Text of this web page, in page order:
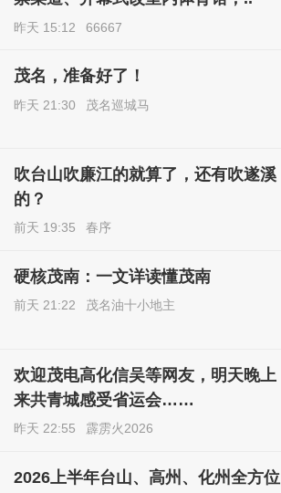
昨天 15:12 66667
茂名，准备好了！
昨天 21:30 茂名巡城马
吹台山吹廉江的就算了，还有吹遂溪
的？
前天 19:35 春序
硬核茂南：一文详读懂茂南
前天 21:22 茂名油十小地主
欢迎茂电高化信吴等网友，明天晚上
来共青城感受省运会……
昨天 22:55 霹雳火2026
2026上半年台山、高州、化州全方位